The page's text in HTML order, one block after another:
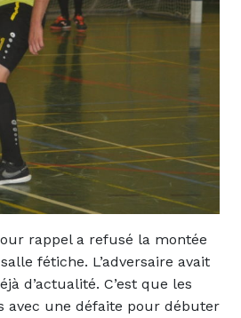
rappel a refusé la montée
fétiche. L’adversaire avait
d’actualité. C’est que les
avec une défaite pour débuter